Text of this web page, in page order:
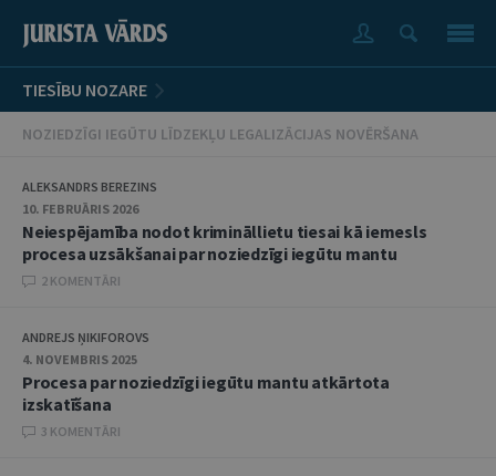
TIESĪBU NOZARE
NOZIEDZĪGI IEGŪTU LĪDZEKĻU LEGALIZĀCIJAS NOVĒRŠANA
ALEKSANDRS BEREZINS
10. FEBRUĀRIS 2026
Neiespējamība nodot krimināllietu tiesai kā iemesls
procesa uzsākšanai par noziedzīgi iegūtu mantu
2 KOMENTĀRI
ANDREJS ŅIKIFOROVS
4. NOVEMBRIS 2025
Procesa par noziedzīgi iegūtu mantu atkārtota
izskatīšana
3 KOMENTĀRI